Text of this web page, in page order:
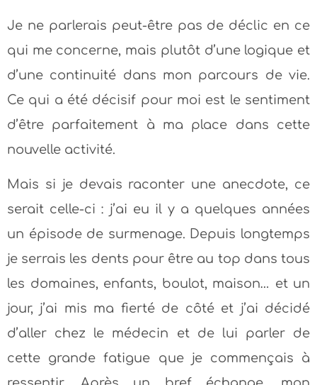
Je ne parlerais peut-être pas de déclic en ce
qui me concerne, mais plutôt d’une logique et
d’une continuité dans mon parcours de vie.
Ce qui a été décisif pour moi est le sentiment
d’être parfaitement à ma place dans cette
nouvelle activité.
Mais si je devais raconter une anecdote, ce
serait celle-ci : j’ai eu il y a quelques années
un épisode de surmenage. Depuis longtemps
je serrais les dents pour être au top dans tous
les domaines, enfants, boulot, maison… et un
jour, j’ai mis ma fierté de côté et j’ai décidé
d’aller chez le médecin et de lui parler de
cette grande fatigue que je commençais à